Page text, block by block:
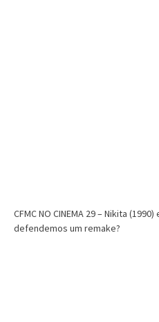
CFMC NO CINEMA 29 – Nikita
defendemos um remake?